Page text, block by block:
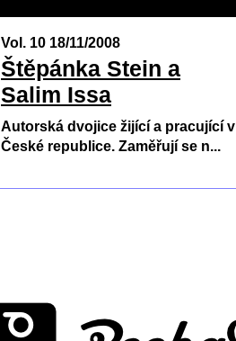
Vol. 10 18/11/2008
Štěpánka Stein a
Salim Issa
Autorská dvojice žijící a pracující v
České republice. Zaměřují se n...